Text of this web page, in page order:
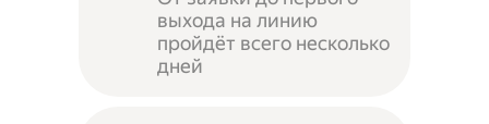
выхода на линию
пройдёт всего несколько
дней